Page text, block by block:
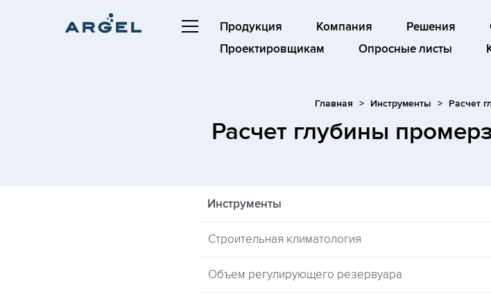
Продукция Компания Решения
Проектировщикам
Опросные листы
Главная Инструменты Расчет
Расчет глубины
Инструменты
Строительная климатология
Объем регулирующего резервуара